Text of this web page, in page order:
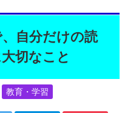
自分だけの読
切なこと
教育・学習